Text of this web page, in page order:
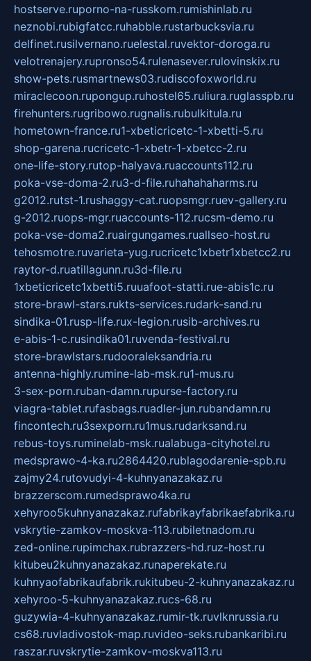
hostserve.ruporno-na-russkom.rumishinlab.ru
neznobi.rubigfatcc.ruhabble.rustarbucksvia.ru
delfinet.rusilvernano.ruelestal.ruvektor-doroga.ru
velotrenajery.rupronso54.rulenasever.rulovinskix.ru
show-pets.rusmartnews03.rudiscofoxworld.ru
miraclecoon.rupongup.ruhostel65.ruliura.ruglasspb.ru
firehunters.rugribowo.rugnalis.rubulkitula.ru
hometown-france.ru1-xbeticricetc-1-xbetti-5.ru
shop-garena.rucricetc-1-xbetr-1-xbetcc-2.ru
one-life-story.rutop-halyava.ruaccounts112.ru
poka-vse-doma-2.ru3-d-file.ruhahahaharms.ru
g2012.rutst-1.rushaggy-cat.ruopsmgr.ruev-gallery.ru
g-2012.ruops-mgr.ruaccounts-112.rucsm-demo.ru
poka-vse-doma2.ruairgungames.ruallseo-host.ru
tehosmotre.ruvarieta-yug.rucricetc1xbetr1xbetcc2.ru
raytor-d.ruatillagunn.ru3d-file.ru
1xbeticricetc1xbetti5.ruuafoot-statti.rue-abis1c.ru
store-brawl-stars.rukts-services.rudark-sand.ru
sindika-01.rusp-life.rux-legion.rusib-archives.ru
e-abis-1-c.rusindika01.ruvenda-festival.ru
store-brawlstars.rudooraleksandria.ru
antenna-highly.rumine-lab-msk.ru1-mus.ru
3-sex-porn.ruban-damn.rupurse-factory.ru
viagra-tablet.rufasbags.ruadler-jun.rubandamn.ru
fincontech.ru3sexporn.ru1mus.rudarksand.ru
rebus-toys.ruminelab-msk.rualabuga-cityhotel.ru
medsprawo-4-ka.ru2864420.rublagodarenie-spb.ru
zajmy24.rutovudyi-4-kuhnyanazakaz.ru
brazzerscom.rumedsprawo4ka.ru
xehyroo5kuhnyanazakaz.rufabrikayfabrikaefabrika.ru
vskrytie-zamkov-moskva-113.rubiletnadom.ru
zed-online.rupimchax.rubrazzers-hd.ruz-host.ru
kitubeu2kuhnyanazakaz.runaperekate.ru
kuhnyaofabrikaufabrik.rukitubeu-2-kuhnyanazakaz.ru
xehyroo-5-kuhnyanazakaz.rucs-68.ru
guzywia-4-kuhnyanazakaz.rumir-tk.ruvlknrussia.ru
cs68.ruvladivostok-map.ruvideo-seks.rubankaribi.ru
raszar.ruvskrytie-zamkov-moskva113.ru